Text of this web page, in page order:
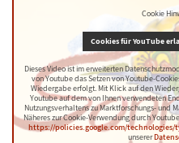
Cookie
Cookies für YouTube
Dieses Video ist im erweiterten
von Youtube das Setzen von Youtube-
Wiedergabe erfolgt. Mit Klick auf den
Youtube auf dem von Ihnen verwendeten
Nutzungsverhaltens zu Marktforschungs- und
Näheres zur Cookie-Verwendung durch
https://policies.google.com/technologies/
unserer